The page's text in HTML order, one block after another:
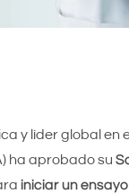
y líder global en
ha aprobado su
iniciar un